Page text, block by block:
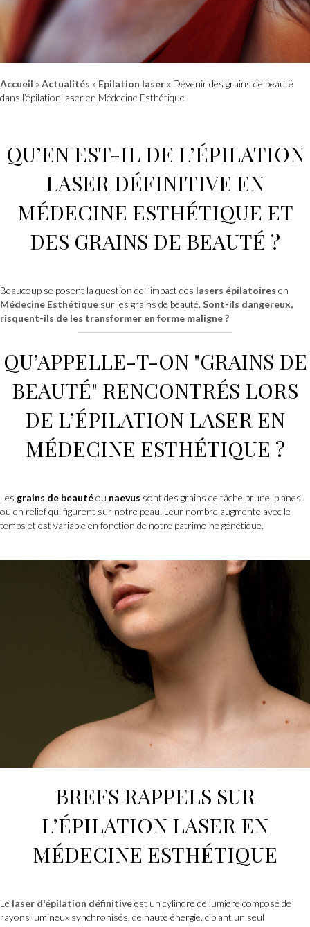
Accueil » Actualités » Epilation laser » Devenir des grains de beauté
dans l’épilation laser en Médecine Esthétique
QU’EN EST-IL DE L’ÉPILATION
LASER DÉFINITIVE EN
MÉDECINE ESTHÉTIQUE ET
DES GRAINS DE BEAUTÉ ?
Beaucoup se posent la question de l’impact des lasers épilatoires en
Médecine Esthétique sur les grains de beauté. Sont-ils dangereux,
risquent-ils de les transformer en forme maligne ?
QU’APPELLE-T-ON "GRAINS DE
BEAUTÉ" RENCONTRÉS LORS
DE L’ÉPILATION LASER EN
MÉDECINE ESTHÉTIQUE ?
Les grains de beautéou naevus sont des grains de tâche brune, planes
ou en relief qui figurent sur notre peau. Leur nombre augmente avec le
temps et est variable en fonction de notre patrimoine génétique.
BREFS RAPPELS SUR
L’ÉPILATION LASER EN
MÉDECINE ESTHÉTIQUE
Le laser d'épilation définitiveest un cylindre de lumière composé de
rayons lumineux synchronisés, de haute énergie, ciblant un seul